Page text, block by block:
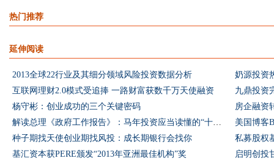
热门推荐
延伸阅读
2013全球22行业及其细分领域风险投资数据分析
奶源投资
互联网理财2.0模式受追捧 一路财富获数千万天使融资
九鼎投资
杨守彬：创业成功的三个关键密码
房企融资
解读总理《政府工作报告》：马年投资应当读懂的“十二条”
美国博客
种子期找天使创业期找风投：成长期银行会找你
私募股权
基汇资本获PERE颁发“2013年亚洲最佳机构”奖
启明创投